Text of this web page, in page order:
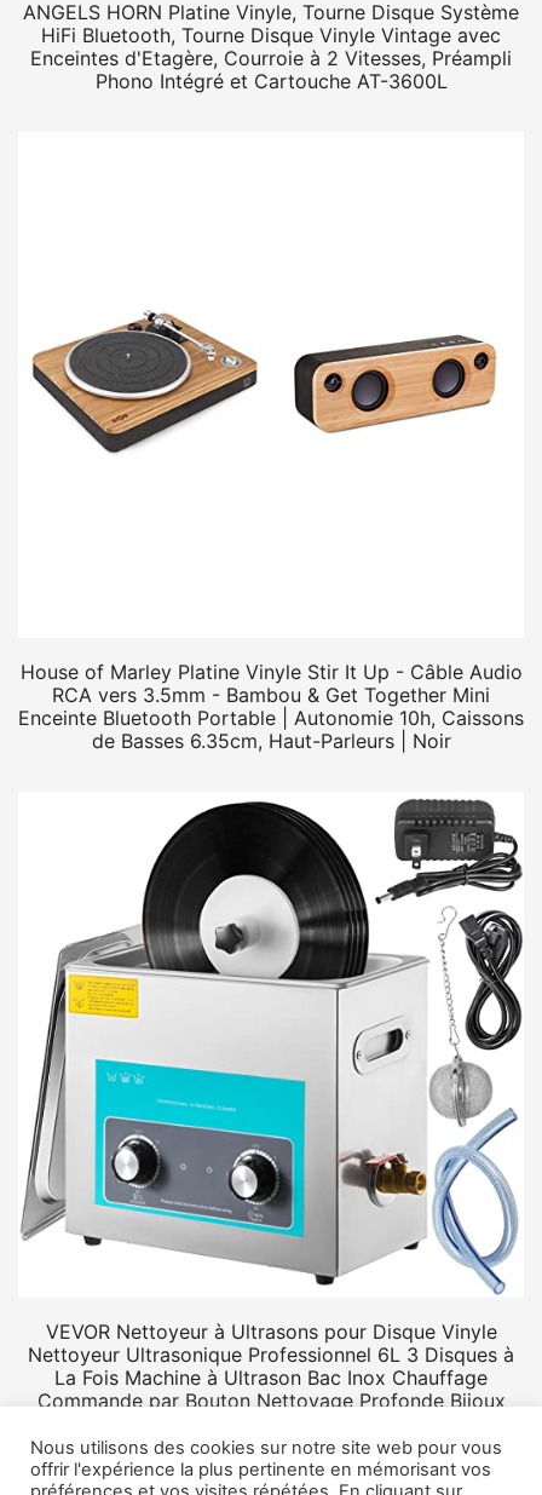
ANGELS HORN Platine Vinyle, Tourne Disque Système
HiFi Bluetooth, Tourne Disque Vinyle Vintage avec
Enceintes d'Etagère, Courroie à 2 Vitesses, Préampli
Phono Intégré et Cartouche AT-3600L
House of Marley Platine Vinyle Stir It Up - Câble Audio
RCA vers 3.5mm - Bambou & Get Together Mini
Enceinte Bluetooth Portable | Autonomie 10h, Caissons
de Basses 6.35cm, Haut-Parleurs | Noir
VEVOR Nettoyeur à Ultrasons pour Disque Vinyle
Nettoyeur Ultrasonique Professionnel 6L 3 Disques à
La Fois Machine à Ultrason Bac Inox Chauffage
Commande par Bouton Nettoyage Profonde Bijoux
Nous utilisons des cookies sur notre site web pour vous
offrir l'expérience la plus pertinente en mémorisant vos